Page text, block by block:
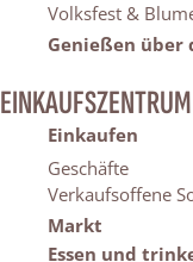
Volksfest &
Genießen über
EINKAUFSZENTRUM
Einkaufen
Geschäfte
Verkaufsoffene
Markt
Essen und